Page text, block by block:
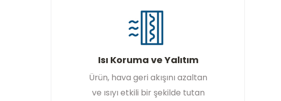
Isı Koruma ve Yalıtım
Ürün, hava geri akışını azaltan
ve ısıyı etkili bir şekilde tutan